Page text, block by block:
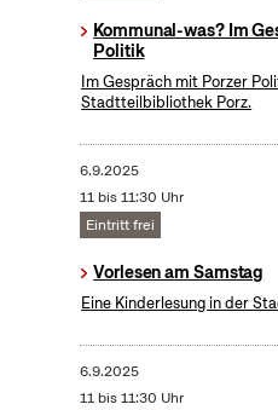
Kommunal-was? Im
Politik
Im Gespräch mit Porzer
Stadtteilbibliothek Porz.
6.9.2025
11 bis 11:30 Uhr
Eintritt frei
Vorlesen am Samstag
Eine Kinderlesung in der
6.9.2025
11 bis 11:30 Uhr